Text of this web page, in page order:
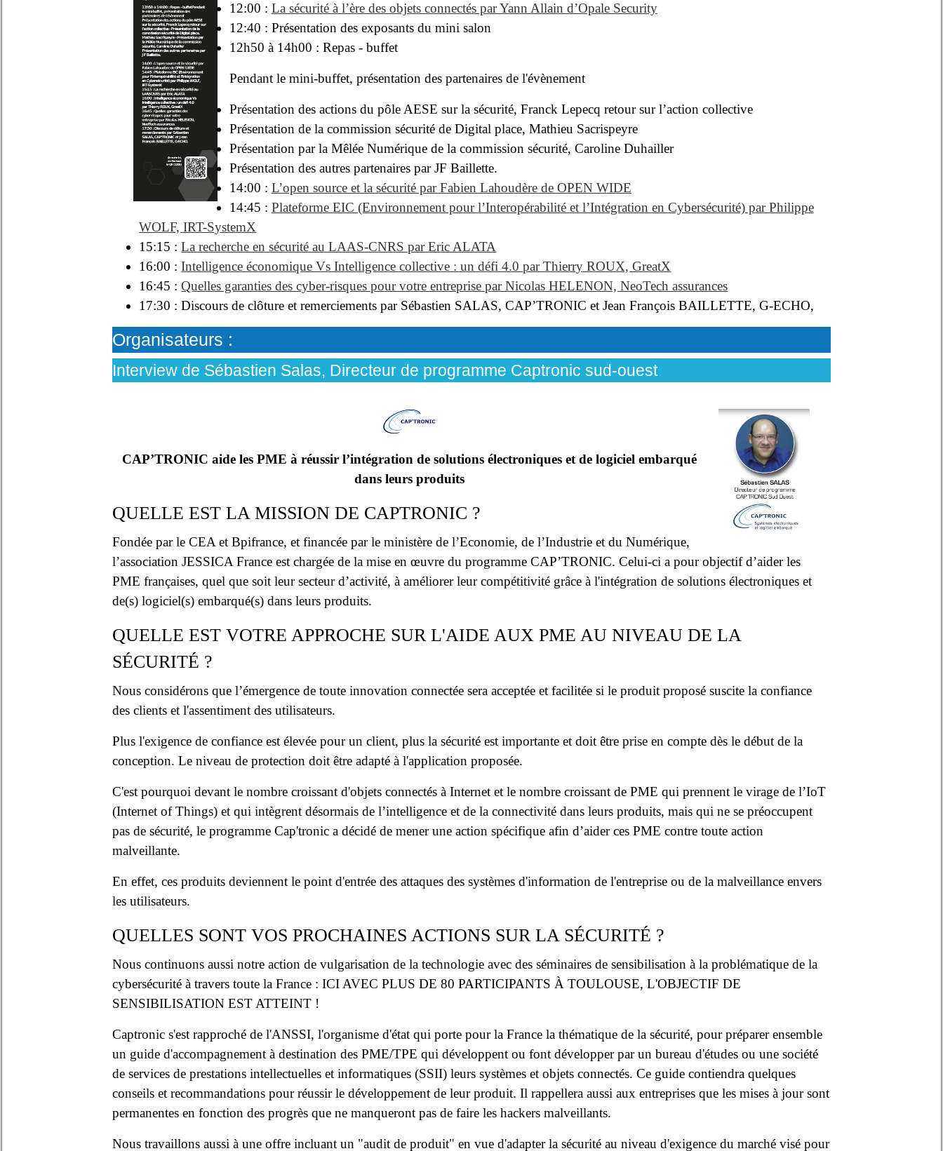
12:00 : La sécurité à l’ère des objets connectés par Yann Allain d’Opale Security
12:40 : Présentation des exposants du mini salon
12h50 à 14h00 : Repas - buffet
Pendant le mini-buffet, présentation des partenaires de l'évènement
Présentation des actions du pôle AESE sur la sécurité, Franck Lepecq retour sur l’action collective
Présentation de la commission sécurité de Digital place, Mathieu Sacrispeyre
Présentation par la Mêlée Numérique de la commission sécurité, Caroline Duhailler
Présentation des autres partenaires par JF Baillette.
14:00 : L’open source et la sécurité par Fabien Lahoudère de OPEN WIDE
14:45 : Plateforme EIC (Environnement pour l’Interopérabilité et l’Intégration en Cybersécurité) par Philippe
WOLF, IRT-SystemX
15:15 :La recherche en sécurité au LAAS-CNRS par Eric ALATA
16:00 :Intelligence économique Vs Intelligence collective : un défi 4.0 par Thierry ROUX, GreatX
16:45 :Quelles garanties des cyber-risques pour votre entreprise par Nicolas HELENON, NeoTech assurances
17:30 : Discours de clôture et remerciements par Sébastien SALAS, CAP’TRONIC et Jean François BAILLETTE, G-ECHO,
Organisateurs :
Interview de Sébastien Salas, Directeur de programme Captronic sud-ouest
CAP’TRONIC aide les PME à réussir l’intégration de solutions électroniques et de logiciel embarqué
dans leurs produits
QUELLE EST LA MISSION DE CAPTRONIC ?
Fondée par le CEA et Bpifrance, et financée par le ministère de l’Economie, de l’Industrie et du Numérique,
l’association JESSICA France est chargée de la mise en œuvre du programme CAP’TRONIC. Celui-ci a pour objectif d’aider les
PME françaises, quel que soit leur secteur d’activité, à améliorer leur compétitivité grâce à l'intégration de solutions électroniques et
de(s) logiciel(s) embarqué(s) dans leurs produits.
QUELLE EST VOTRE APPROCHE SUR L'AIDE AUX PME AU NIVEAU DE LA
SÉCURITÉ ?
Nous considérons que l’émergence de toute innovation connectée sera acceptée et facilitée si le produit proposé suscite la confiance
des clients et l'assentiment des utilisateurs.
Plus l'exigence de confiance est élevée pour un client, plus la sécurité est importante et doit être prise en compte dès le début de la
conception. Le niveau de protection doit être adapté à l'application proposée.
C'est pourquoi devant le nombre croissant d'objets connectés à Internet et le nombre croissant de PME qui prennent le virage de l’IoT
(Internet of Things) et qui intègrent désormais de l’intelligence et de la connectivité dans leurs produits, mais qui ne se préoccupent
pas de sécurité, le programme Cap'tronic a décidé de mener une action spécifique afin d’aider ces PME contre toute action
malveillante.
En effet, ces produits deviennent le point d'entrée des attaques des systèmes d'information de l'entreprise ou de la malveillance envers
les utilisateurs.
QUELLES SONT VOS PROCHAINES ACTIONS SUR LA SÉCURITÉ ?
Nous continuons aussi notre action de vulgarisation de la technologie avec des séminaires de sensibilisation à la problématique de la
cybersécurité à travers toute la France : ICI AVEC PLUS DE 80 PARTICIPANTS À TOULOUSE, L'OBJECTIF DE
SENSIBILISATION EST ATTEINT !
Captronic s'est rapproché de l'ANSSI, l'organisme d'état qui porte pour la France la thématique de la sécurité, pour préparer ensemble
un guide d'accompagnement à destination des PME/TPE qui développent ou font développer par un bureau d'études ou une société
de services de prestations intellectuelles et informatiques (SSII) leurs systèmes et objets connectés. Ce guide contiendra quelques
conseils et recommandations pour réussir le développement de leur produit. Il rappellera aussi aux entreprises que les mises à jour sont
permanentes en fonction des progrès que ne manqueront pas de faire les hackers malveillants.
Nous travaillons aussi à une offre incluant un "audit de produit" en vue d'adapter la sécurité au niveau d'exigence du marché visé pour